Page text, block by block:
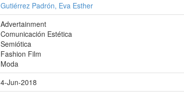
Gutiérrez Padrón, Eva Esther
Advertainment
Comunicación Estética
Semiótica
Fashion Film
Moda
4-Jun-2018